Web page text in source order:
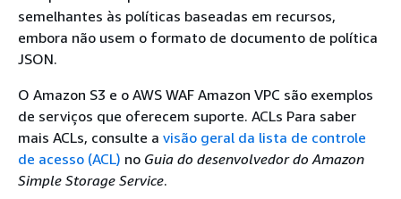
semelhantes às políticas baseadas em recursos,
embora não usem o formato de documento de política
JSON.
O Amazon S3 e o AWS WAF Amazon VPC são exemplos
de serviços que oferecem suporte. ACLs Para saber
mais ACLs, consulte a visão geral da lista de controle
de acesso (ACL) no Guia do desenvolvedor do Amazon
Simple Storage Service.